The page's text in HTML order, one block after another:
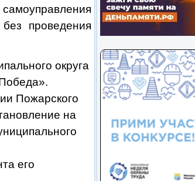
проведения
округа
Пожарского
на
его